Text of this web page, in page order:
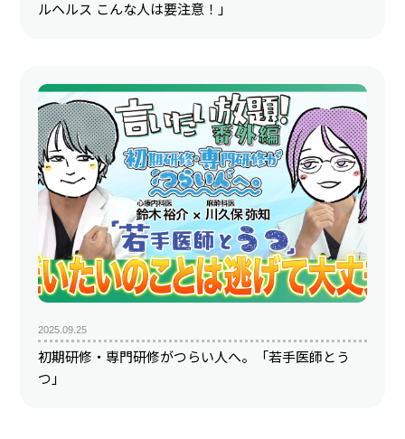
ルヘルス こんな人は要注意！」
2025.09.25
初期研修・専門研修がつらい人へ。「若手医師とう
つ」